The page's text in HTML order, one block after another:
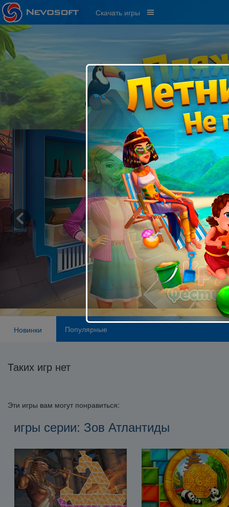
Скачать игры
Новинки Популярные
Таких игр нет
Эти игры вам могут понравиться:
игры серии: Зов Атлантиды